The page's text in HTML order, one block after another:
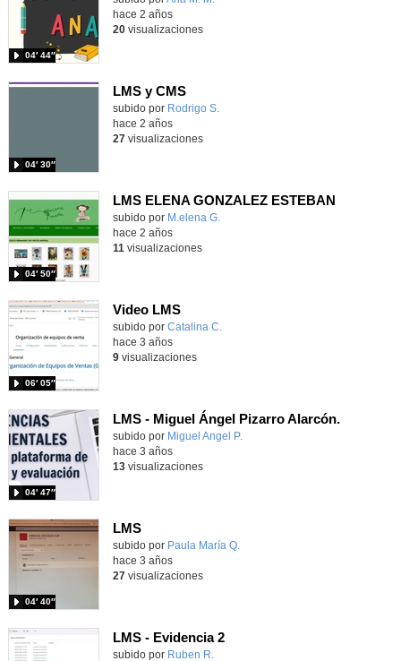
04′ 44″
hace 2 años
20visualizaciones
LMS y CMS
subido por Rodrigo S.
04′ 30″
hace 2 años
27visualizaciones
LMS ELENA GONZALEZ ESTEBAN
subido por M.elena G.
04′ 50″
hace 2 años
11 visualizaciones
Video LMS
Contenido educativo.
subido por Catalina C.
06′ 05″
hace 3 años
9visualizaciones
LMS - Miguel Ángel Pizarro Alarcón.
subido por Miguel Angel P.
04′ 47″
hace 3 años
13visualizaciones
LMS
Contenido educativo.
subido por Paula María Q.
04′ 40″
hace 3 años
27visualizaciones
LMS - Evidencia 2
subido por Ruben R.